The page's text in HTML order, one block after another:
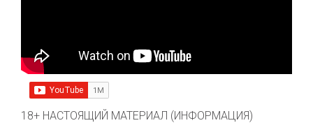
18+ НАСТОЯЩИЙ МАТЕРИАЛ (ИНФОРМАЦИЯ)